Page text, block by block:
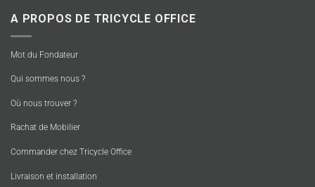
A PROPOS DE TRICYCLE OFFICE
Mot du Fondateur
Qui sommes nous ?
Où nous trouver ?
Rachat de Mobilier
Commander chez Tricycle Office
Livraison et installation